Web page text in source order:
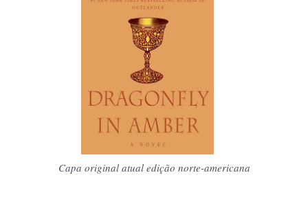
Capa original atual edição norte-americana